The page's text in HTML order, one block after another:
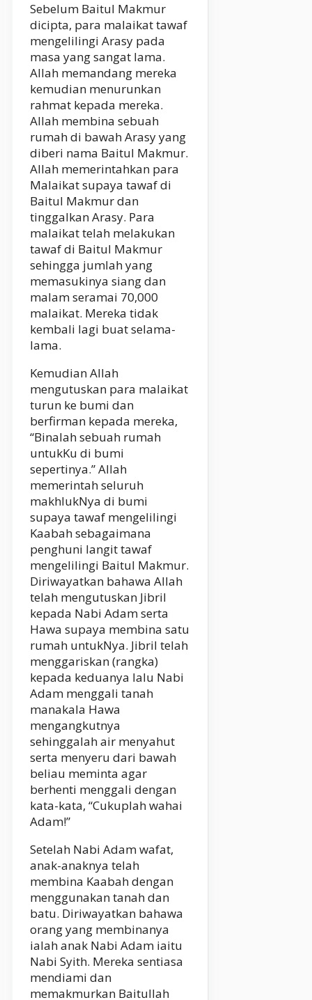
Sebelum Baitul Makmur
dicipta, para malaikat tawaf
mengelilingi Arasy pada
masa yang sangat lama.
Allah memandang mereka
kemudian menurunkan
rahmat kepada mereka.
Allah membina sebuah
rumah di bawah Arasy yang
diberi nama Baitul Makmur.
Allah memerintahkan para
Malaikat supaya tawaf di
Baitul Makmur dan
tinggalkan Arasy. Para
malaikat telah melakukan
tawaf di Baitul Makmur
sehingga jumlah yang
memasukinya siang dan
malam seramai 70,000
malaikat. Mereka tidak
kembali lagi buat selama-
lama.
Kemudian Allah
mengutuskan para malaikat
turun ke bumi dan
berfirman kepada mereka,
“Binalah sebuah rumah
untukKu di bumi
sepertinya.” Allah
memerintah seluruh
makhlukNya di bumi
supaya tawaf mengelilingi
Kaabah sebagaimana
penghuni langit tawaf
mengelilingi Baitul Makmur.
Diriwayatkan bahawa Allah
telah mengutuskan Jibril
kepada Nabi Adam serta
Hawa supaya membina satu
rumah untukNya. Jibril telah
menggariskan (rangka)
kepada keduanya lalu Nabi
Adam menggali tanah
manakala Hawa
mengangkutnya
sehinggalah air menyahut
serta menyeru dari bawah
beliau meminta agar
berhenti menggali dengan
kata-kata, “Cukuplah wahai
Adam!”
Setelah Nabi Adam wafat,
anak-anaknya telah
membina Kaabah dengan
menggunakan tanah dan
batu. Diriwayatkan bahawa
orang yang membinanya
ialah anak Nabi Adam iaitu
Nabi Syith. Mereka sentiasa
mendiami dan
memakmurkan Baitullah